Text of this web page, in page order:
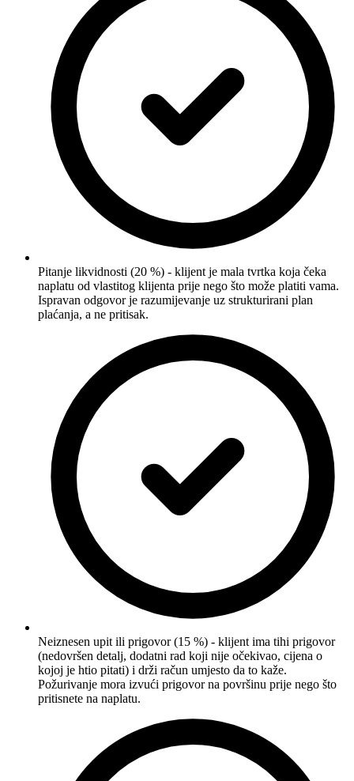
Pitanje likvidnosti (20 %) - klijent je mala tvrtka koja čeka
naplatu od vlastitog klijenta prije nego što može platiti vama.
Ispravan odgovor je razumijevanje uz strukturirani plan
plaćanja, a ne pritisak.
Neiznesen upit ili prigovor (15 %) - klijent ima tihi prigovor
(nedovršen detalj, dodatni rad koji nije očekivao, cijena o
kojoj je htio pitati) i drži račun umjesto da to kaže.
Požurivanje mora izvući prigovor na površinu prije nego što
pritisnete na naplatu.